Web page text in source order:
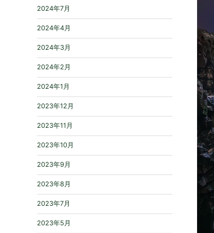
2024年7月
2024年4月
2024年3月
2024年2月
2024年1月
2023年12月
2023年11月
2023年10月
2023年9月
2023年8月
2023年7月
2023年5月